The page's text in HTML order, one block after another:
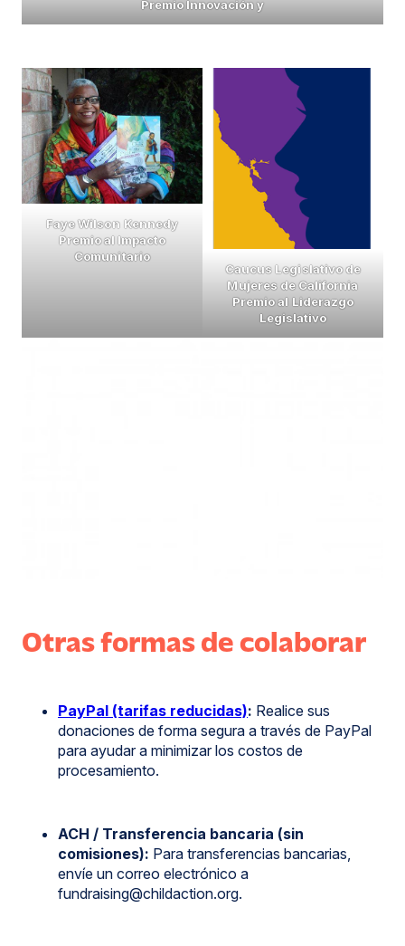
Premio Innovación y
Faye Wilson Kennedy
Premio al Impacto
Comunitario
Caucus Legislativo de
Mujeres de California
Premio al Liderazgo
Legislativo
Otras formas de colaborar
PayPal (tarifas reducidas): Realice sus
donaciones de forma segura a través de PayPal
para ayudar a minimizar los costos de
procesamiento.
ACH / Transferencia bancaria (sin
comisiones): Para transferencias bancarias,
envíe un correo electrónico a
fundraising@childaction.org.